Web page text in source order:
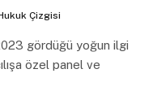
Çizgisi
gördüğü yoğun ilgi
özel panel ve